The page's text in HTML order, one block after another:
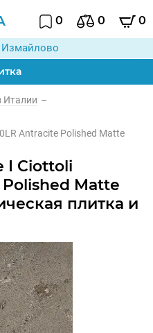
0 0 0
Измайлово
Италии –
Antracite Polished Matte
I Ciottoli
Matte
плитка и